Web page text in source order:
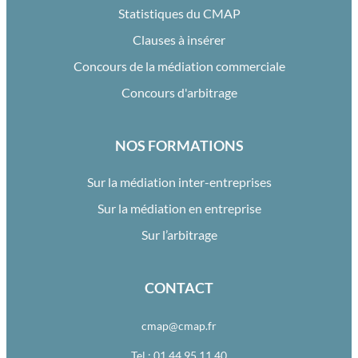
Statistiques du CMAP
Clauses à insérer
Concours de la médiation commerciale
Concours d'arbitrage
NOS FORMATIONS
Sur la médiation inter-entreprises
Sur la médiation en entreprise
Sur l’arbitrage
CONTACT
cmap@cmap.fr
Tel : 01 44 95 11 40